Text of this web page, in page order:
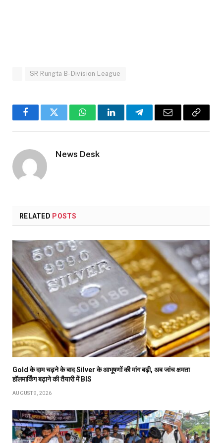
SR Rungta B-Division League
FacebookTwitter WhatsAppLinkedInTelegramEmail
Copy
News Desk
RELATED POSTS
Gold के दाम चढ़ने के बाद Silver के आभूषणों की मांग बढ़ी, अब जांच क्षमता
हॉलमार्किंग बढ़ाने की तैयारी में BIS
AUGUST 9, 2026